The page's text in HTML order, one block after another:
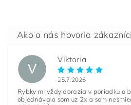
V
Viktoria
25.7.2026
Rybky mi vždy dorazia v poriadku a
objednávala som uz 2x a som